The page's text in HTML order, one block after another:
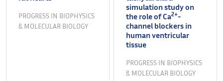
PROGRESS IN BIOPHYSICS
& MOLECULAR BIOLOGY
simulation study on
the role of Ca2+-
channel blockers in
human ventricular
tissue
PROGRESS IN BIOPHYSICS
& MOLECULAR BIOLOGY